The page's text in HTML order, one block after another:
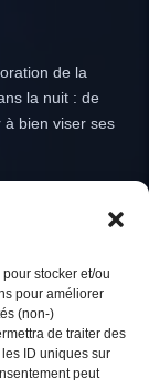
stocker et/ou
pour améliorer
(non-)
de traiter des
ID uniques sur
peut
de la
la nuit : de
à bien viser ses
un
à